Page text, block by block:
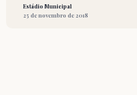
Estádio Municipal
25 de novembro de 2018